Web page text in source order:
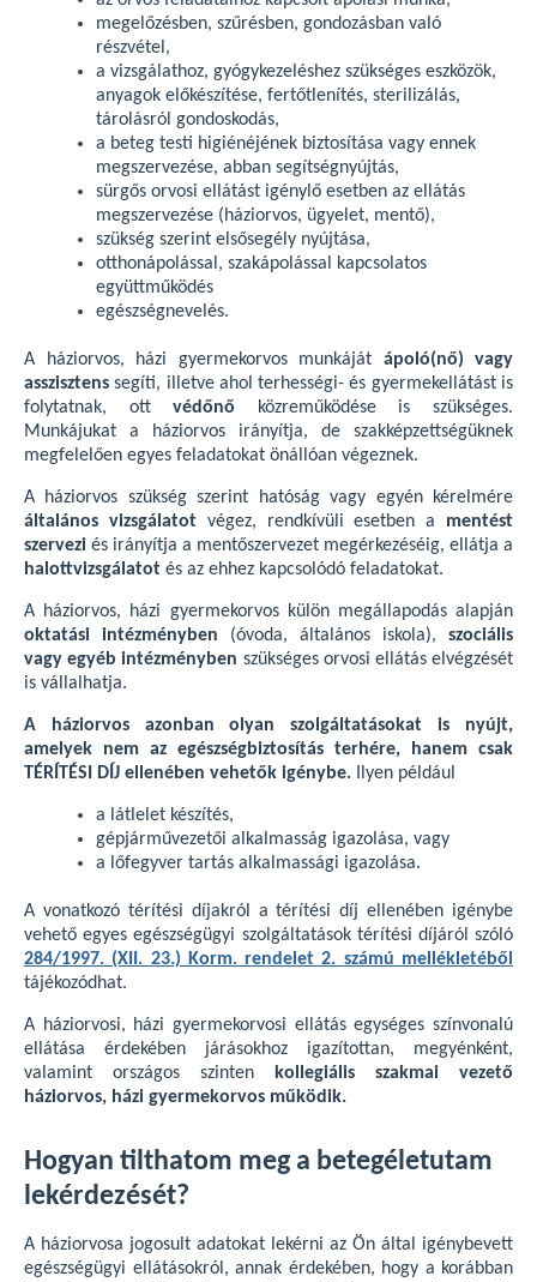
megelőzésben, szűrésben, gondozásban való
részvétel,
a vizsgálathoz, gyógykezeléshez szükséges eszközök,
anyagok előkészítése, fertőtlenítés, sterilizálás,
tárolásról gondoskodás,
a beteg testi higiénéjének biztosítása vagy ennek
megszervezése, abban segítségnyújtás,
sürgős orvosi ellátást igénylő esetben az ellátás
megszervezése (háziorvos, ügyelet, mentő),
szükség szerint elsősegély nyújtása,
otthonápolással, szakápolással kapcsolatos
együttműködés
egészségnevelés.
A háziorvos, házi gyermekorvos munkáját ápoló(nő) vagy
asszisztens segíti, illetve ahol terhességi- és gyermekellátást is
folytatnak, ottvédőnő
közreműködése is szükséges.
Munkájukat a háziorvos irányítja, de szakképzettségüknek
megfelelően egyes feladatokat önállóan végeznek.
A háziorvos szükség szerint hatóság vagy egyén kérelmére
általános vizsgálatotvégez, rendkívüli esetben a mentést
szervezi és irányítja a mentőszervezet megérkezéséig, ellátja a
halottvizsgálatot és az ehhez kapcsolódó feladatokat.
A háziorvos, házi gyermekorvos külön megállapodás alapján
oktatási intézményben (óvoda, általános iskola), szociális
vagy egyéb intézményben szükséges orvosi ellátás elvégzését
is vállalhatja.
A háziorvos azonban olyan szolgáltatásokat is nyújt,
amelyek nem az egészségbiztosítás terhére, hanem csak
TÉRÍTÉSI DÍJ ellenében vehetők igénybe. Ilyen például
a látlelet készítés,
gépjárművezetői alkalmasság igazolása, vagy
a lőfegyver tartás alkalmassági igazolása.
A vonatkozó térítési díjakról a térítési díj ellenében igénybe
vehető egyes egészségügyi szolgáltatások térítési díjáról szóló
284/1997. (XII. 23.) Korm. rendelet 2. számú mellékletéből
tájékozódhat.
A háziorvosi, házi gyermekorvosi ellátás egységes színvonalú
ellátása érdekében járásokhoz igazítottan, megyénként,
valamint országos szinten
kollegiális szakmai vezető
háziorvos, házi gyermekorvos működik.
Hogyan tilthatom meg a betegéletutam
lekérdezését?
A háziorvosa jogosult adatokat lekérni az Ön által igénybevett
egészségügyi ellátásokról, annak érdekében, hogy a korábban